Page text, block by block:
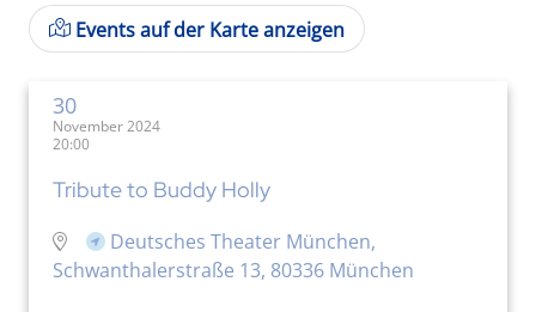
Events auf der Karte anzeigen
30
November 2024
20:00
Tribute to Buddy Holly
Deutsches Theater München,
Schwanthalerstraße 13, 80336 München